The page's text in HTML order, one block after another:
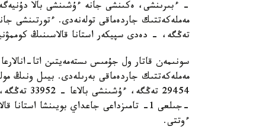
تەڭگە، - دەدى سپيكەر استانا قالاسىنىڭ
سونىمەن قاتار ول جۇمىس ىستەمەيتىن اتا-
ءوتتى.